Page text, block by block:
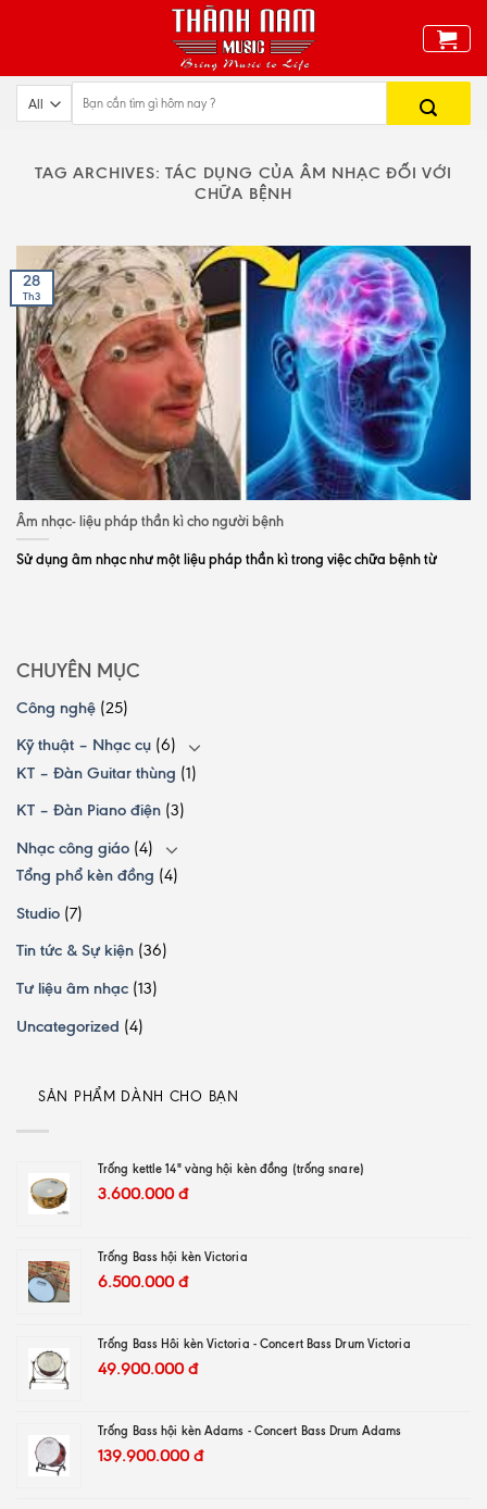
TAG ARCHIVES:TÁC DỤNG CỦA ÂM NHẠC ĐỐI VỚI
CHỮA BỆNH
Âm nhạc- liệu pháp thần kì cho người bệnh
Sử dụng âm nhạc như một liệu pháp thần kì trong việc chữa bệnh từ
28
Th3
CHUYÊN MỤC
Công nghệ (25)
Kỹ thuật – Nhạc cụ (6)
KT – Đàn Guitar thùng (1)
KT – Đàn Piano điện (3)
Nhạc công giáo (4)
Tổng phổ kèn đồng (4)
Studio (7)
Tin tức & Sự kiện (36)
Tư liệu âm nhạc (13)
Uncategorized (4)
SẢN PHẨM DÀNH CHO BẠN
Trống kettle 14" vàng hội kèn đồng (trống snare)
3.600.000đ
Trống Bass hội kèn Victoria
6.500.000đ
Trống Bass Hôi kèn Victoria - Concert Bass Drum Victoria
49.900.000đ
Trống Bass hội kèn Adams - Concert Bass Drum Adams
139.900.000đ